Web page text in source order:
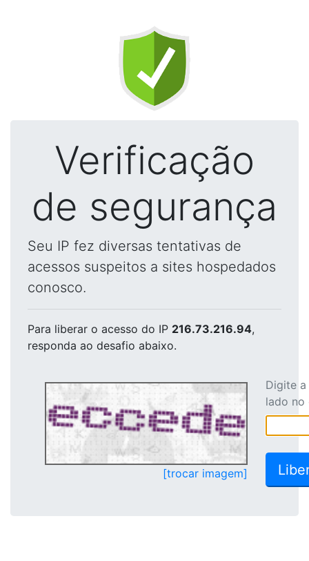
Verificação
de segurança
Seu IP fez diversas tentativas de
acessos suspeitos a sites hospedados
conosco.
Para liberar o acesso do IP 216.73.216.94,
responda ao desafio abaixo.
[trocar imagem]
Digite
lado no